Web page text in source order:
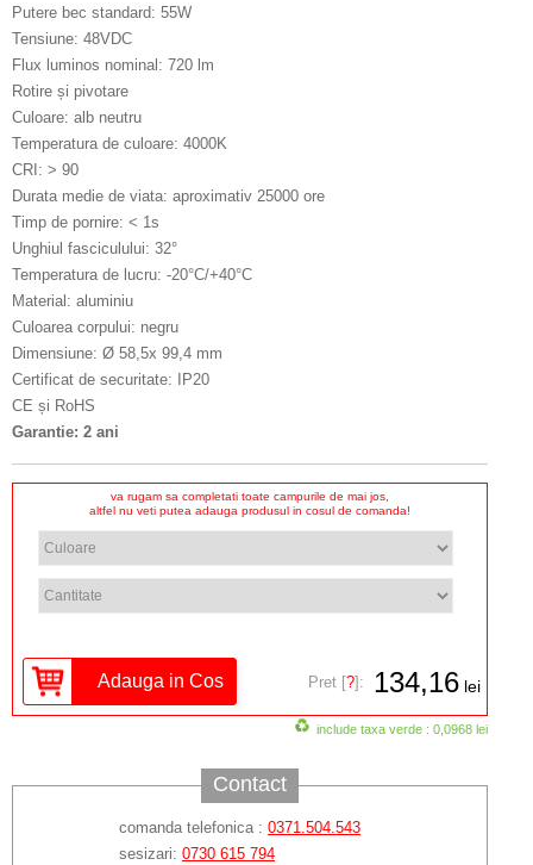
Putere bec standard: 55W
Tensiune: 48VDC
Flux luminos nominal: 720 lm
Rotire și pivotare
Culoare: alb neutru
Temperatura de culoare: 4000K
CRI: > 90
Durata medie de viata: aproximativ 25000 ore
Timp de pornire: < 1s
Unghiul fasciculului: 32°
Temperatura de lucru: -20°C/+40°C
Material: aluminiu
Culoarea corpului: negru
Dimensiune: Ø 58,5x 99,4 mm
Certificat de securitate: IP20
CE și RoHS
Garantie: 2 ani
va rugam sa completati toate campurile de mai jos,
altfel nu veti putea adauga produsul in cosul de comanda!
Pret [?]: 134,16 lei
include taxa verde : 0,0968 lei
Contact
comanda telefonica : 0371.504.543
sesizari: 0730 615 794